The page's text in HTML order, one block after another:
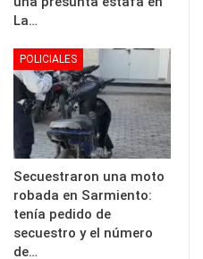
La…
POLICIALES
Secuestraron una moto
robada en Sarmiento:
tenía pedido de
secuestro y el número
de…